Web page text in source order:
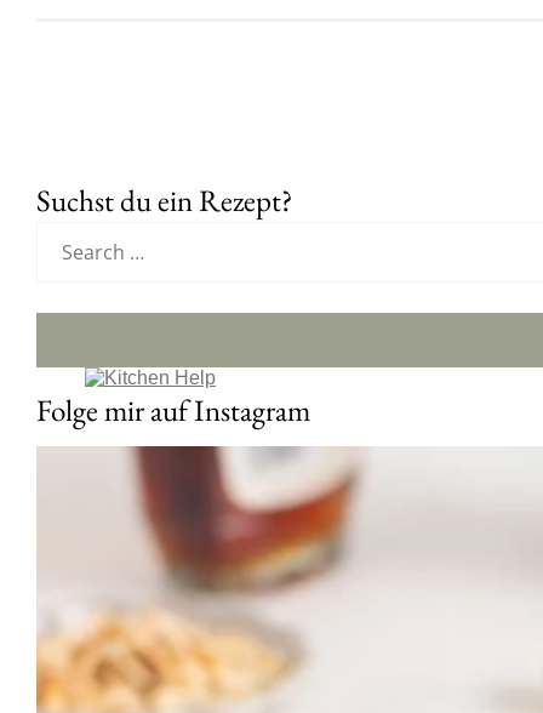
Suchst du ein Rezept?
Folge mir auf Instagram